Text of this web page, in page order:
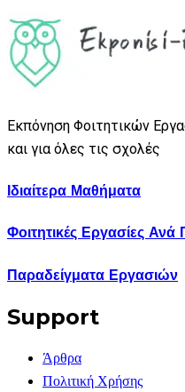
Εκπόνηση Φοιτητικών
και για όλες τις σχολές
Ιδιαίτερα Μαθήματα
Φοιτητικές Εργασίες Ανά
Παραδείγματα Εργασιών
Support
Άρθρα
Πολιτική Χρήσης